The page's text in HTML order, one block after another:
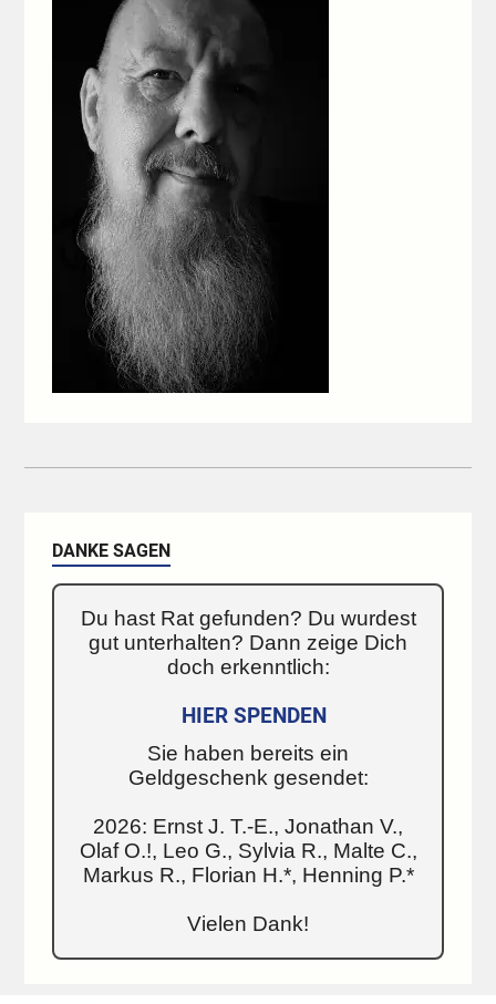
DANKE SAGEN
Du hast Rat gefunden? Du wurdest
gut unterhalten? Dann zeige Dich
doch erkenntlich:
HIER SPENDEN
Sie haben bereits ein
Geldgeschenk gesendet:
2026: Ernst J. T.-E., Jonathan V.,
Olaf O.!, Leo G., Sylvia R., Malte C.,
Markus R., Florian H.*, Henning P.*
Vielen Dank!